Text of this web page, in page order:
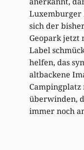
Luxemburger
sich der
Geopark jetzt
Label
helfen, das
altbackene
überwinden,
immer noch